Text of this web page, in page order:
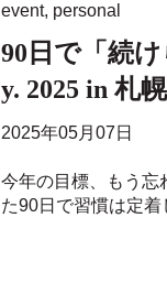
event, personal
90日で「続
y. 2025 in 札幌
2025年05月07日
今年の目標、もう忘
た90日で習慣は定